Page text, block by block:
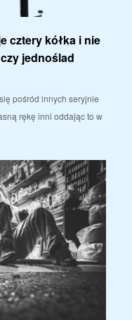
cztery kółka i nie
jednoślad
pośród innych seryjnie
rękę inni oddając to w